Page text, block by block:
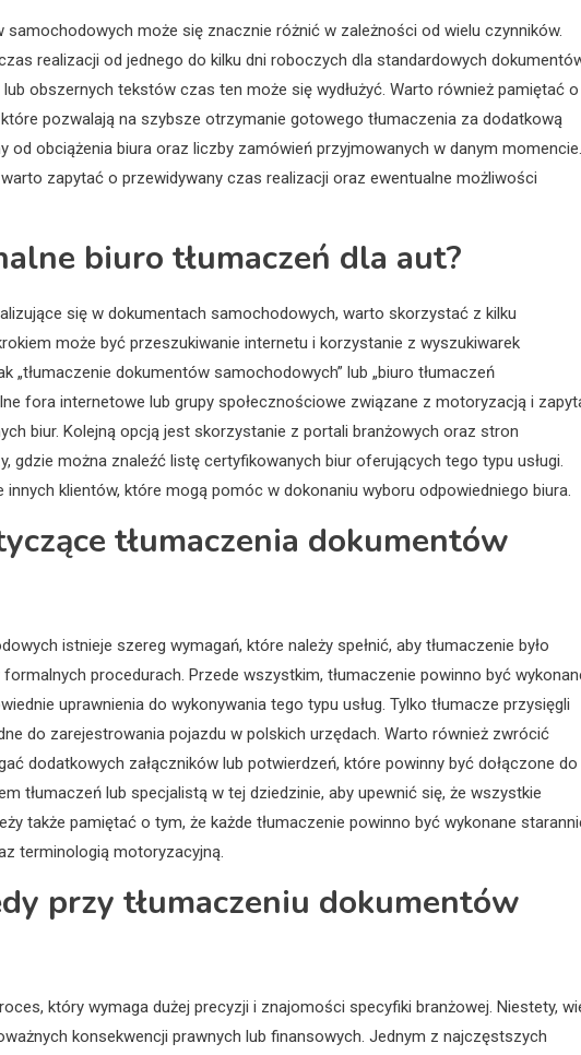
może się znacznie różnić w zależności od wielu czynników.
realizacji od jednego do kilku dni roboczych dla standardowych
obszernych tekstów czas ten może się wydłużyć. Warto również pamiętać o
pozwalają na szybsze otrzymanie gotowego tłumaczenia za dodatkową
od obciążenia biura oraz liczby zamówień przyjmowanych w danym momencie.
zapytać o przewidywany czas realizacji oraz ewentualne możliwości
biuro tłumaczeń dla aut?
się w dokumentach samochodowych, warto skorzystać z kilku
może być przeszukiwanie internetu i korzystanie z wyszukiwarek
dokumentów samochodowych” lub „biuro tłumaczeń
fora internetowe lub grupy społecznościowe związane z motoryzacją i
biur. Kolejną opcją jest skorzystanie z portali branżowych oraz stron
gdzie można znaleźć listę certyfikowanych biur oferujących tego typu usługi.
klientów, które mogą pomóc w dokonaniu wyboru odpowiedniego biura.
tłumaczenia dokumentów
istnieje szereg wymagań, które należy spełnić, aby tłumaczenie było
procedurach. Przede wszystkim, tłumaczenie powinno być
uprawnienia do wykonywania tego typu usług. Tylko tłumacze przysięgli
do zarejestrowania pojazdu w polskich urzędach. Warto również zwrócić
dodatkowych załączników lub potwierdzeń, które powinny być dołączone do
tłumaczeń lub specjalistą w tej dziedzinie, aby upewnić się, że wszystkie
także pamiętać o tym, że każde tłumaczenie powinno być wykonane
terminologią motoryzacyjną.
przy tłumaczeniu dokumentów
który wymaga dużej precyzji i znajomości specyfiki branżowej. Niestety,
konsekwencji prawnych lub finansowych. Jednym z najczęstszych